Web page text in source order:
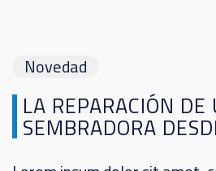
Novedad
LA REPARACIÓN DE
SEMBRADORA